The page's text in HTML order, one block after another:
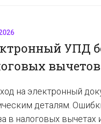
УПД
вычетов
на электронный
деталям.
в налоговых